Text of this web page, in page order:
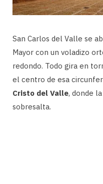
San Carlos del Valle se
Mayor con un voladizo
redondo. Todo gira en
el centro de esa
Cristo del Valle, donde
sobresalta.